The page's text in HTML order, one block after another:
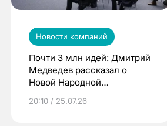
Новости компаний
Почти 3 млн идей: Дмитрий
Медведев рассказал о
Новой Народной
20:10 / 25.07.26